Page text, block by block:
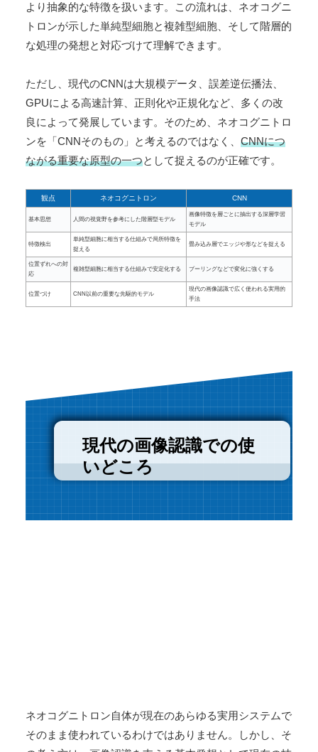
より抽象的な特徴を扱います。この流れは、ネオコグニ
トロンが示した単純型細胞と複雑型細胞、そして階層的
な処理の発想と対応づけて理解できます。
ただし、現代のCNNは大規模データ、誤差逆伝播法、
GPUによる高速計算、正則化や正規化など、多くの改
良によって発展しています。そのため、ネオコグニトロ
ンを「CNNそのもの」と考えるのではなく、 CNNにつ
ながる重要な原型の一つとして捉えるのが正確です。
観点 ネオコグニトロン CNN
基本思想 人間の視覚野を参考にした階層型モデル
画像特徴を層ごとに抽出する深層学習
モデル
特徴検出
単純型細胞に相当する仕組みで局所特徴を
捉える
畳み込み層でエッジや形などを捉える
位置ずれへの対
応
複雑型細胞に相当する仕組みで安定化する プーリングなどで変化に強くする
位置づけ CNN以前の重要な先駆的モデル
現代の画像認識で広く使われる実用的
手法
現代の画像認識での使
いどころ
ネオコグニトロン自体が現在のあらゆる実用システムで
そのまま使われているわけではありません。しかし、そ